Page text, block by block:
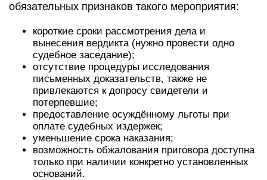
обязательных признаков такого мероприятия:
короткие сроки рассмотрения дела и
вынесения вердикта (нужно провести одно
судебное заседание);
отсутствие процедуры исследования
письменных доказательств, также не
привлекаются к допросу свидетели и
потерпевшие;
предоставление осуждённому льготы при
оплате судебных издержек;
уменьшение срока наказания;
возможность обжалования приговора доступна
только при наличии конкретно установленных
оснований.